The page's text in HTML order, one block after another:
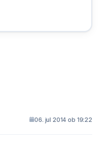
06. jul 2014 ob 19:22